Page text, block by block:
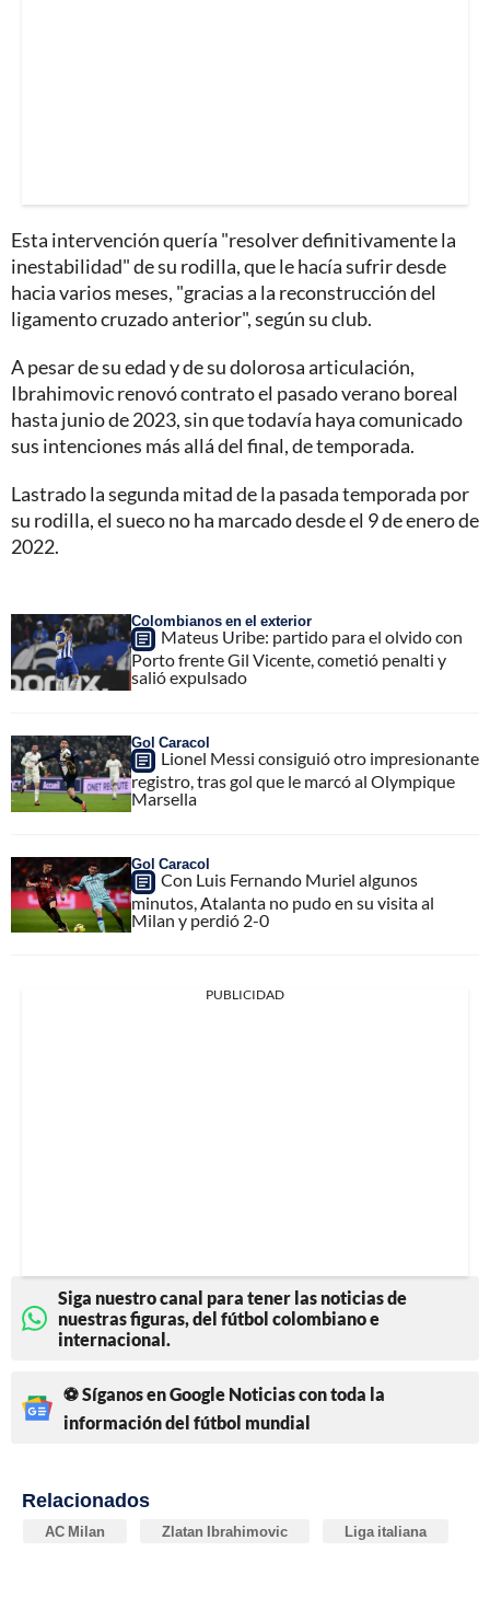
Esta intervención quería "resolver definitivamente la
inestabilidad" de su rodilla, que le hacía sufrir desde
hacia varios meses, "gracias a la reconstrucción del
ligamento cruzado anterior", según su club.
A pesar de su edad y de su dolorosa articulación,
Ibrahimovic renovó contrato el pasado verano boreal
hasta junio de 2023, sin que todavía haya comunicado
sus intenciones más allá del final, de temporada.
Lastrado la segunda mitad de la pasada temporada por
su rodilla, el sueco no ha marcado desde el 9 de enero de
2022.
Colombianos en el exterior
Mateus Uribe: partido para el olvido con
Porto frente Gil Vicente, cometió penalti y
salió expulsado
Gol Caracol
Lionel Messi consiguió otro impresionante
registro, tras gol que le marcó al Olympique
Marsella
Gol Caracol
Con Luis Fernando Muriel algunos
minutos, Atalanta no pudo en su visita al
Milan y perdió 2-0
PUBLICIDAD
Siga nuestro canal para tener las noticias de
nuestras figuras, del fútbol colombiano e
internacional.
⚽ Síganos en Google Noticias con toda la
información del fútbol mundial
Relacionados
AC Milan Zlatan Ibrahimovic Liga italiana